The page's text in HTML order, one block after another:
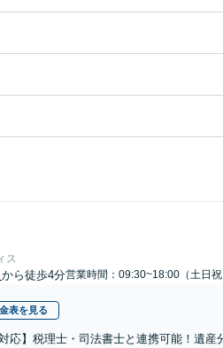
手続きのトラブル解決の実績豊富な近く
おすすめです。
ス
から徒歩4分営業時間：09:30~18:00（土日祝
表を見る
応】税理士・司法書士と連携可能！遺